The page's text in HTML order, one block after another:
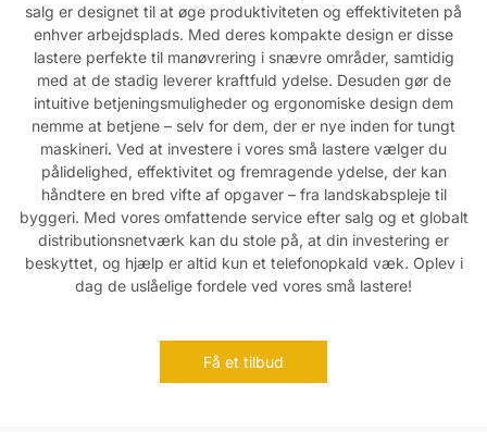
salg er designet til at øge produktiviteten og effektiviteten på
enhver arbejdsplads. Med deres kompakte design er disse
lastere perfekte til manøvrering i snævre områder, samtidig
med at de stadig leverer kraftfuld ydelse. Desuden gør de
intuitive betjeningsmuligheder og ergonomiske design dem
nemme at betjene – selv for dem, der er nye inden for tungt
maskineri. Ved at investere i vores små lastere vælger du
pålidelighed, effektivitet og fremragende ydelse, der kan
håndtere en bred vifte af opgaver – fra landskabspleje til
byggeri. Med vores omfattende service efter salg og et globalt
distributionsnetværk kan du stole på, at din investering er
beskyttet, og hjælp er altid kun et telefonopkald væk. Oplev i
dag de uslåelige fordele ved vores små lastere!
Få et tilbud